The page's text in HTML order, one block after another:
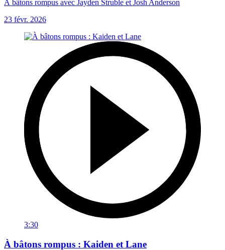
À bâtons rompus avec Jayden Struble et Josh Anderson
23 févr. 2026
3:30
À bâtons rompus : Kaiden et Lane